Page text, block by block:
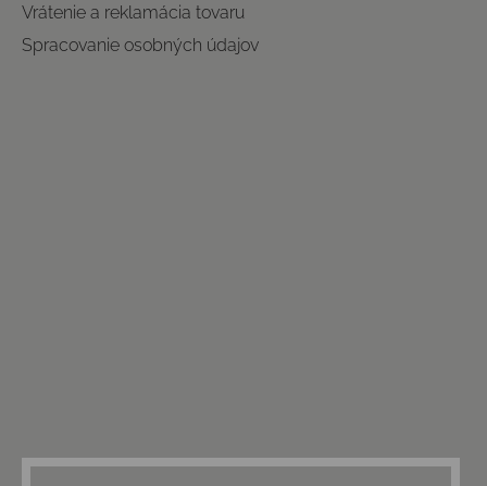
Vrátenie a reklamácia tovaru
Spracovanie osobných údajov